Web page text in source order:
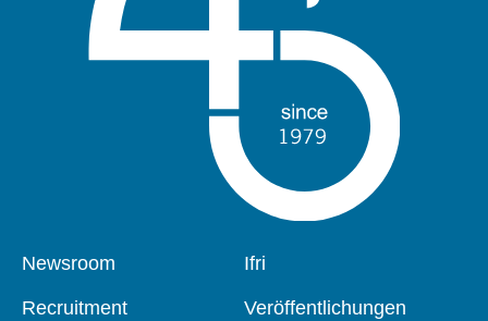
Pied
Newsroom
Recruitment
Navigation
Ifri
Veröffentlichungen